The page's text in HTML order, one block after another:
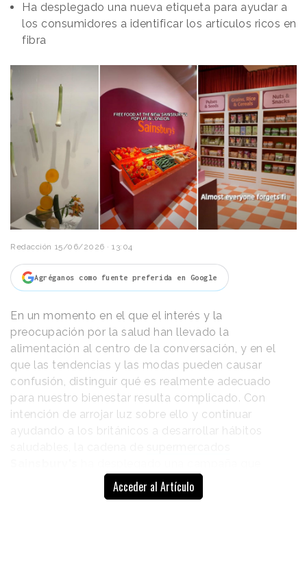
Ha desplegado una nueva etiqueta para ayudar a
los consumidores a identificar los artículos ricos en
fibra
Redacción 15/06/2026 · 13:04
Agréganos como fuente preferida en Google
En un momento en el que el interés y la
preocupación por la salud han llevado la
alimentación al centro de la conversación, y en el
que las tendencias y las modas pueden causar
confusión, distinguir qué es realmente adecuado
para nuestro bienestar resulta complicado. Con
intención de arrojar luz sobre ello y continuar
ayudando a los británicos a desarrollar hábitos
traslada que una dieta equilibrada no requiere
productos especiales ni técnicas complejas.
Acceder al Artículo